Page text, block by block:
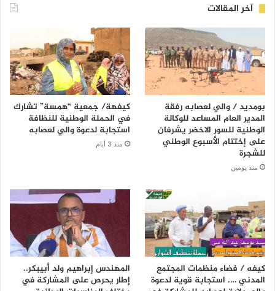
آخر المقالات
بومديد / والي لعصابه رفقة
المدير العام المساعد للوكالة
الوطنية للسور الاخضر يشرفان
على إختتام الأسبوع الوطني
للشجرة
منذ يومين
كيفهة/ جمعية “همسة” تشارك
في الحملة الوطنية للنظافة
استجابة لدعوة والي لعصابه
منذ 3 أيام
كيفه / فضاء منظمات المجتمع
المدني …. استجابة قوية لدعوة
المهندس إبراهيم ولد أبيبكر..
إطار يحرص على المشاركة في